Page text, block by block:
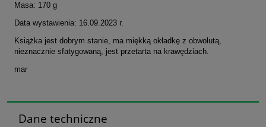
Masa: 170 g
Data wystawienia: 16.09.2023 r.
Książka jest dobrym stanie, ma miękką okładkę z obwolutą,
nieznacznie sfatygowaną, jest przetarta na krawędziach.
mar
Dane techniczne